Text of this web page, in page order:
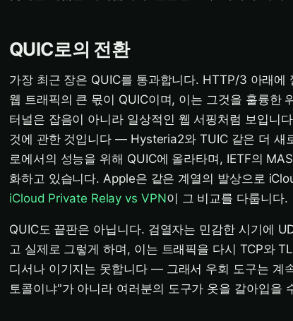
QUIC로의 전환
가장 최근 장은 QUIC를 통과합니다. HTTP/3 아래에
웹 트래픽의 큰 몫이 QUIC이며, 이는 그것을 훌륭한
터널은 잡음이 아니라 일상적인 웹 서핑처럼 보입니
것에 관한 것입니다 — Hysteria2와 TUIC 같은 더 새
로에서의 성능을 위해 QUIC에 올라타며, IETF의
화하고 있습니다. Apple은 같은 계열의 발상으로
iCloud Private Relay vs VPN이 그 비교를 다룹니다.
QUIC도 끝판은 아닙니다. 검열자는 민감한 시기에
고 실제로 그렇게 하며, 이는 트래픽을 다시 TCP와
디서나 이기지는 못합니다 — 그래서 우회 도구는 계
토콜이냐"가 아니라 여러분의 도구가 옷을 갈아입을